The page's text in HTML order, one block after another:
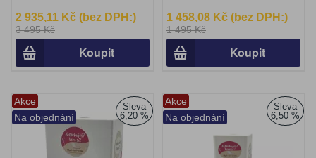
2 935,11 Kč (bez DPH:)
3 495 Kč
Koupit
1 458,08 Kč (bez DPH:)
1 495 Kč
Koupit
Akce
Na objednání
Sleva
6,20 %
Akce
Na objednání
Sleva
6,50 %